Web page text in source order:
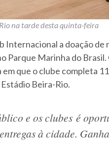
na tarde desta quinta-feira
a doação de
Parque Marinha do
que o clube completa
Beira-Rio.
e os clubes é
à cidade.